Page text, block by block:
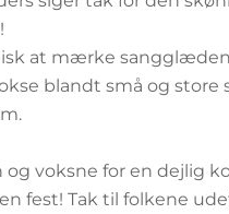
at mærke
blandt små og store
og voksne for en dejlig
fest! Tak til folkene